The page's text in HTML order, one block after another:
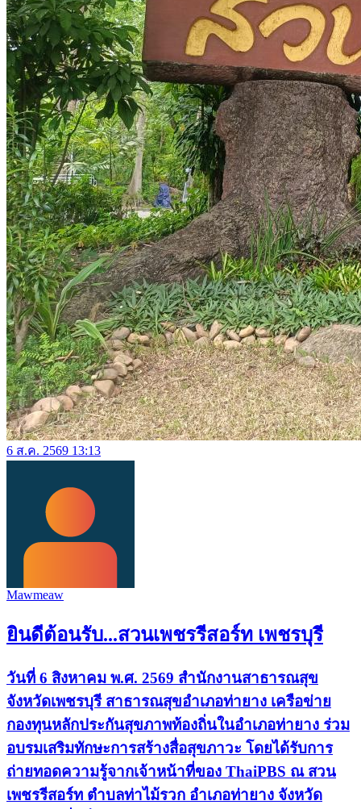
6 ส.ค. 2569 13:13
Mawmeaw
ยินดีต้อนรับ...สวนเพชรรีสอร์ท เพชรบุรี
วันที่ 6 สิงหาคม พ.ศ. 2569 สำนักงานสาธารณสุข
จังหวัดเพชรบุรี สาธารณสุขอำเภอท่ายาง เครือข่าย
กองทุนหลักประกันสุขภาพท้องถิ่นในอำเภอท่ายาง ร่วม
อบรมเสริมทักษะการสร้างสื่อสุขภาวะ โดยได้รับการ
ถ่ายทอดความรู้จากเจ้าหน้าที่ของ ThaiPBS ณ สวน
เพชรรีสอร์ท ตำบลท่าไม้รวก อำเภอท่ายาง จังหวัด